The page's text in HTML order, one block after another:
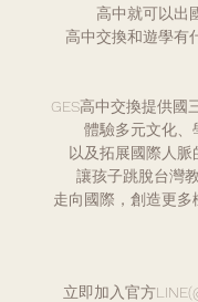
高中就可以出
高中交換和遊學有
GES高中交換提供國
體驗多元文化、
以及拓展國際人脈
讓孩子跳脫台灣
走向國際，創造更多
立即加入官方